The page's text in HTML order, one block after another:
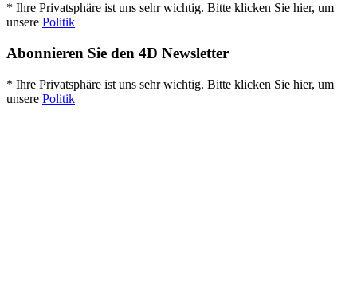
* Ihre Privatsphäre ist uns sehr wichtig. Bitte klicken Sie hier, um
unsere Politik
Abonnieren Sie den 4D Newsletter
* Ihre Privatsphäre ist uns sehr wichtig. Bitte klicken Sie hier, um
unsere Politik